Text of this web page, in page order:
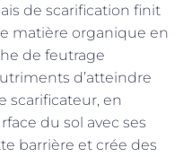
de scarification finit
matière organique en
de feutrage
d’atteindre
scarificateur, en
du sol avec ses
barrière et crée des